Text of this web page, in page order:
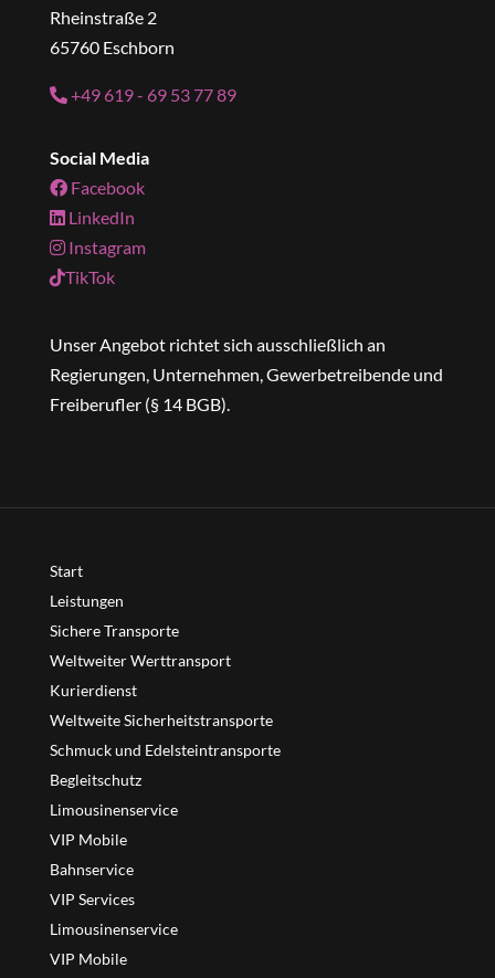
Rheinstraße 2
65760 Eschborn
+49 619 - 69 53 77 89
Social Media
Facebook
LinkedIn
Instagram
TikTok
Unser Angebot richtet sich ausschließlich an
Regierungen, Unternehmen, Gewerbetreibende und
Freiberufler (§ 14 BGB).
Start
Leistungen
Sichere Transporte
Weltweiter Werttransport
Kurierdienst
Weltweite Sicherheitstransporte
Schmuck und Edelsteintransporte
Begleitschutz
Limousinenservice
VIP Mobile
Bahnservice
VIP Services
Limousinenservice
VIP Mobile